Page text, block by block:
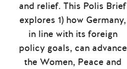
and relief. This Polis Brief
explores 1) how Germany,
in line with its foreign
policy goals, can advance
the Women, Peace and